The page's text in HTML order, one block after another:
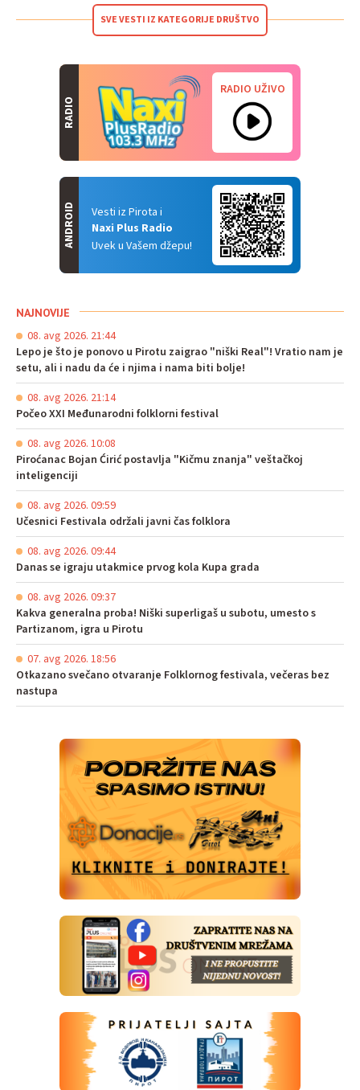
SVE VESTI IZ KATEGORIJE DRUŠTVO
RADIO
RADIO UŽIVO
Vesti iz Pirota i
Naxi Plus Radio
Uvek u Vašem džepu!
ANDROID
NAJNOVIJE
08. avg 2026. 21:44
Lepo je što je ponovo u Pirotu zaigrao "niški Real"! Vratio nam je
setu, ali i nadu da će i njima i nama biti bolje!
08. avg 2026. 21:14
Počeo XXI Međunarodni folklorni festival
08. avg 2026. 10:08
Piroćanac Bojan Ćirić postavlja "Kičmu znanja" veštačkoj
inteligenciji
08. avg 2026. 09:59
Učesnici Festivala održali javni čas folklora
08. avg 2026. 09:44
Danas se igraju utakmice prvog kola Kupa grada
08. avg 2026. 09:37
Kakva generalna proba! Niški superligaš u subotu, umesto s
Partizanom, igra u Pirotu
07. avg 2026. 18:56
Otkazano svečano otvaranje Folklornog festivala, večeras bez
nastupa